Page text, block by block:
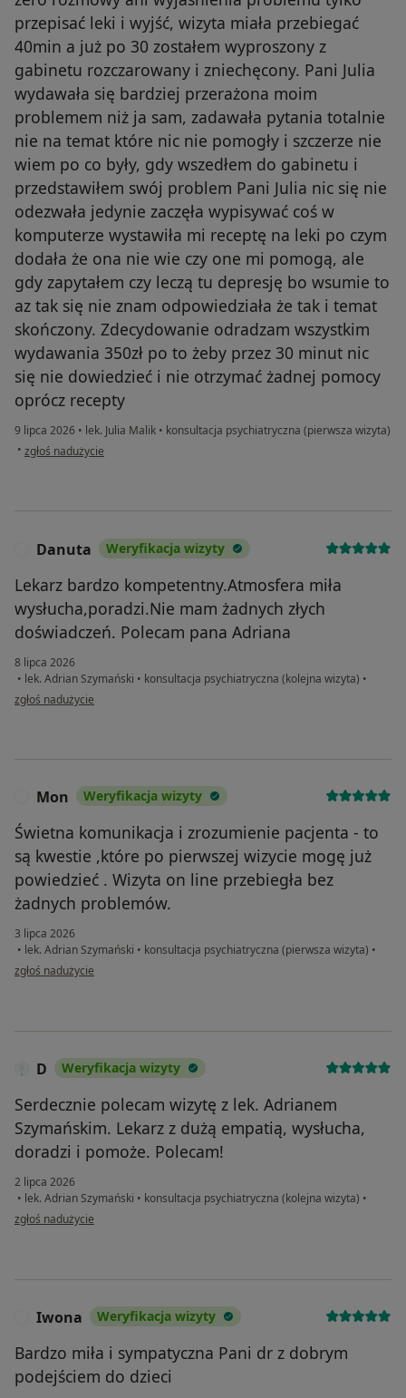
przepisać leki i wyjść, wizyta miała przebiegać
40min a już po 30 zostałem wyproszony z
gabinetu rozczarowany i zniechęcony. Pani Julia
wydawała się bardziej przerażona moim
problemem niż ja sam, zadawała pytania totalnie
nie na temat które nic nie pomogły i szczerze nie
wiem po co były, gdy wszedłem do gabinetu i
przedstawiłem swój problem Pani Julia nic się nie
odezwała jedynie zaczęła wypisywać coś w
komputerze wystawiła mi receptę na leki po czym
dodała że ona nie wie czy one mi pomogą, ale
gdy zapytałem czy leczą tu depresję bo wsumie to
az tak się nie znam odpowiedziała że tak i temat
skończony. Zdecydowanie odradzam wszystkim
wydawania 350zł po to żeby przez 30 minut nic
się nie dowiedzieć i nie otrzymać żadnej pomocy
oprócz recepty
9 lipca 2026 • lek. Julia Malik • konsultacja psychiatryczna (pierwsza wizyta)
• w opinii użytkownika NB
zgłoś nadużycie
Danuta Weryfikacja wizyty
Lekarz bardzo kompetentny.Atmosfera miła
wysłucha,poradzi.Nie mam żadnych złych
doświadczeń. Polecam pana Adriana
8 lipca 2026
• lek. Adrian Szymański • konsultacja psychiatryczna (kolejna wizyta) •
w opinii użytkownika Danuta
zgłoś nadużycie
Mon Weryfikacja wizyty
Świetna komunikacja i zrozumienie pacjenta - to
są kwestie ,które po pierwszej wizycie mogę już
powiedzieć . Wizyta on line przebiegła bez
żadnych problemów.
3 lipca 2026
• lek. Adrian Szymański • konsultacja psychiatryczna (pierwsza wizyta) •
w opinii użytkownika Mon
zgłoś nadużycie
D Weryfikacja wizyty
Serdecznie polecam wizytę z lek. Adrianem
Szymańskim. Lekarz z dużą empatią, wysłucha,
doradzi i pomoże. Polecam!
2 lipca 2026
• lek. Adrian Szymański • konsultacja psychiatryczna (kolejna wizyta) •
w opinii użytkownika D
zgłoś nadużycie
Iwona Weryfikacja wizyty
Bardzo miła i sympatyczna Pani dr z dobrym
podejściem do dzieci